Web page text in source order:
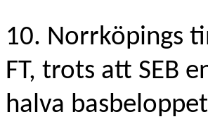
10. Norrköpings
FT, trots att SEB
halva